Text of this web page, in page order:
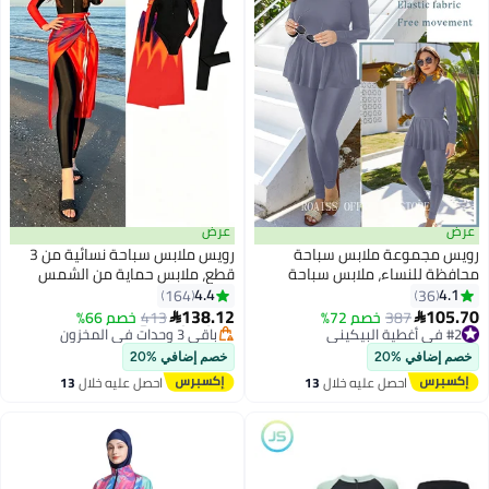
عرض
رويس مجموعة ملابس سباحة
محافظة للنساء، ملابس سباحة
إسلامية بحواف مكشكشة، بنطلون
سباحة، غطاء رأس، ملابس شاطئ
للنساء، تنورة، فستان بيكيني، غطاء
عربي، غطاء خصر مرتفع، رمادي نقي
4.1
36
105.70
387خصم 72% #2 في أغطية البيكيني
توصيل مجاني
#2 في أغطية البيكيني
خصم إضافي %20
احصل عليه خلال13
اغسطس
عرض
رويس ملابس سباحة نسائية من 3
قطع، ملابس حماية من الشمس
للشاطئ، ملابس سباحة محتشمة
للسيدات بأكمام طويلة، عناصر
مطبوعة بألوان متباينة في بدلة
السباحة، طرق تنسيق متعددة،
باللون الأسود والبرتقالي.
4.4
164
138.12
413خصم 66%
#9 في ملابس السباحة
أقل سعر في 7 يوم
توصيل مجاني
باقي 3 وحدات في المخزون
تم بيع +20 مؤخرًا
#9 في ملابس السباحة
خصم إضافي %20
احصل عليه خلال13
اغسطس